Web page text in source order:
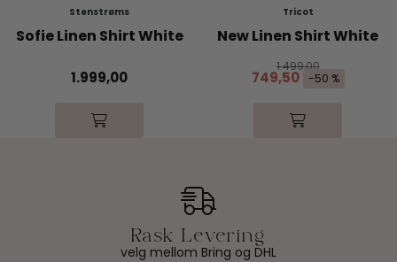
Stenstrøms
Sofie Linen Shirt White
1.999,00
Tricot
New Linen Shirt White
1.499,00
749,50 -50 %
velg mellom Bring og DHL